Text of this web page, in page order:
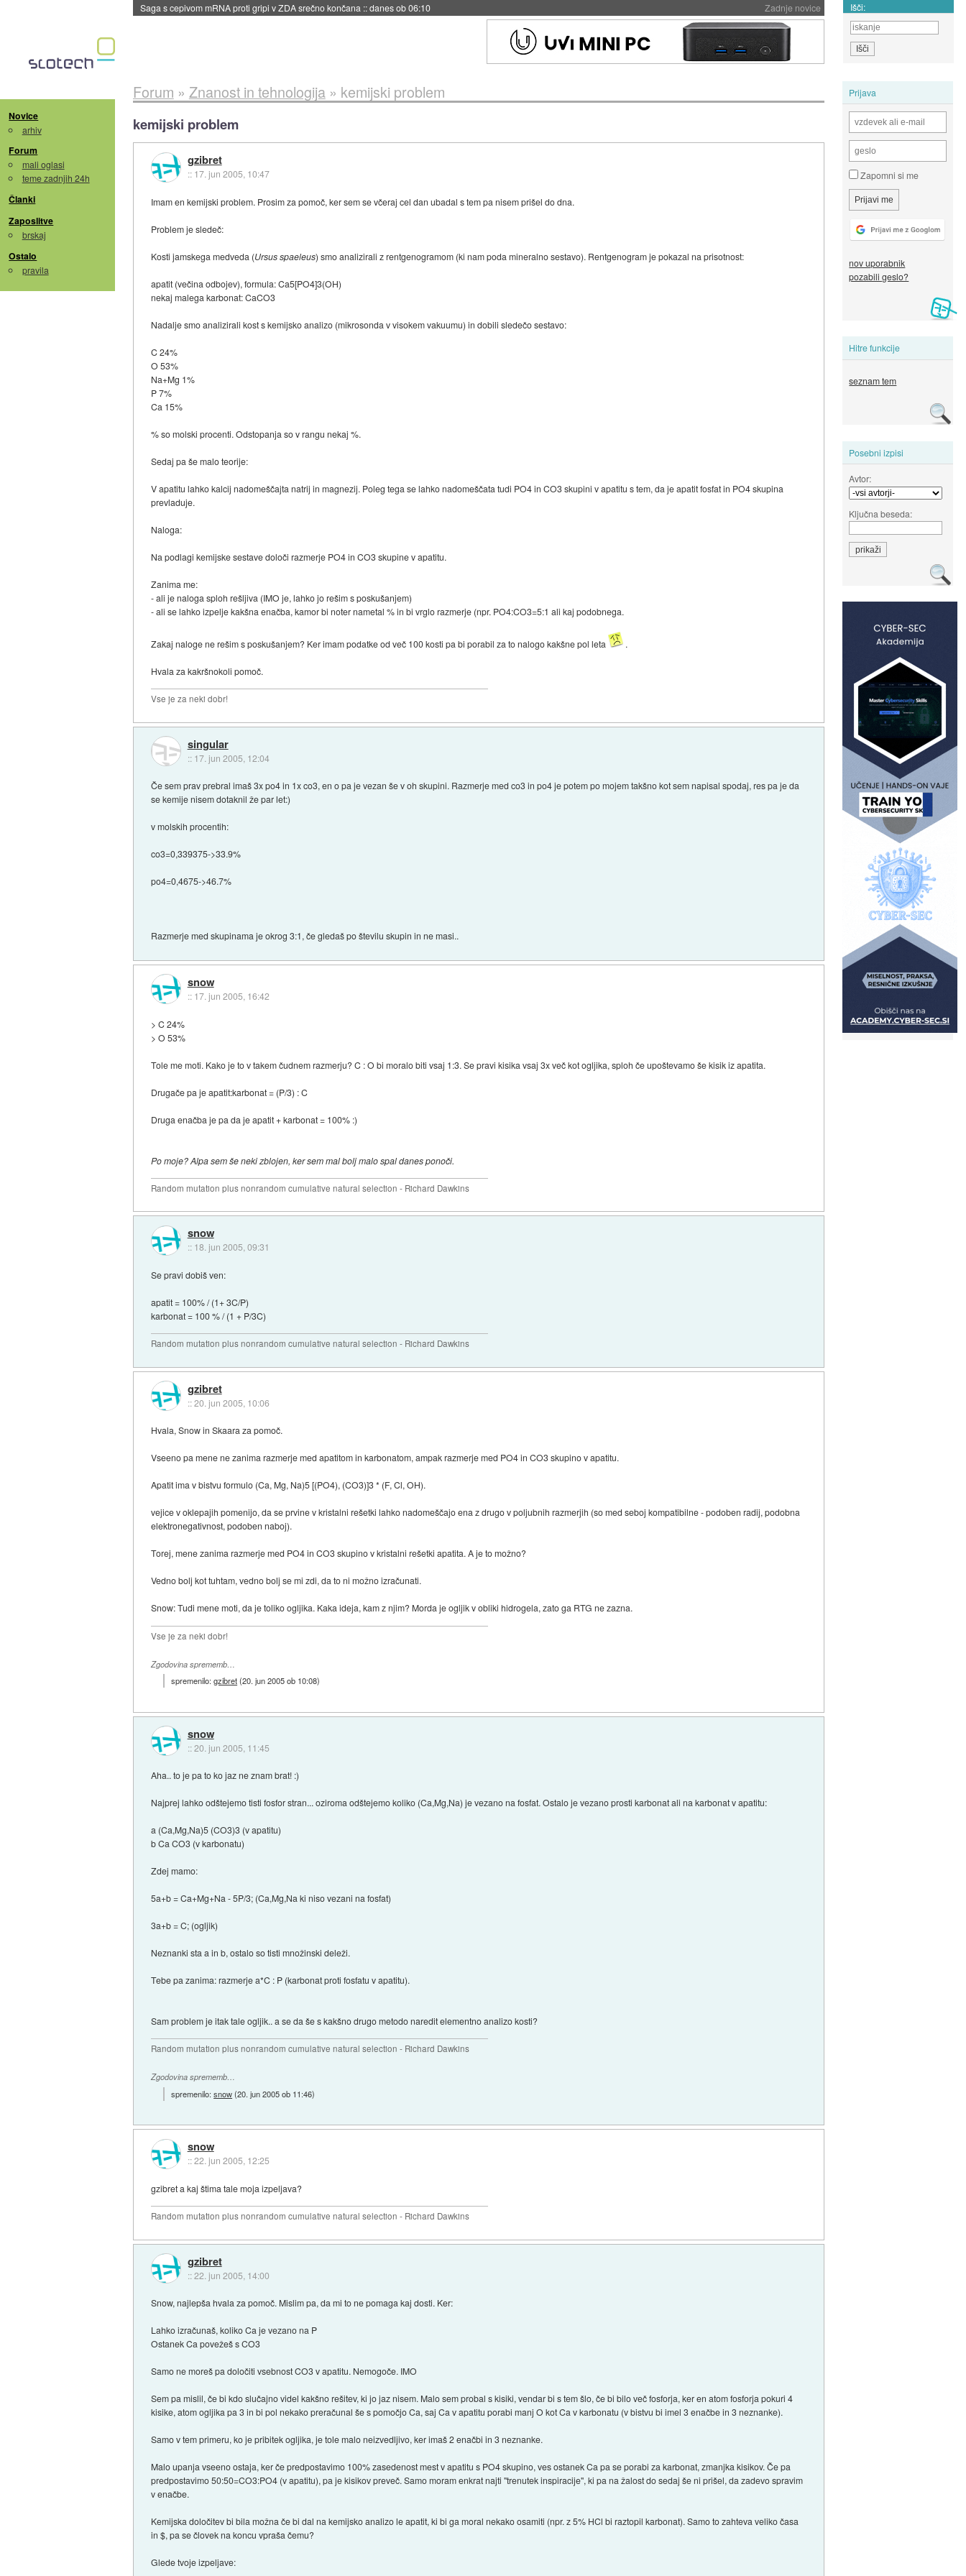
Zadnje novice
BMW v vozilih začel predvajati reklame::danes ob 06:09 Išči:
Novice
arhiv
Forum
mali oglasi
teme zadnjih 24h
Članki
Zaposlitve
brskaj
Ostalo
pravila
Prijava
Zapomni si me
nov uporabnik
pozabili geslo?
Hitre funkcije
seznam tem
Posebni izpisi
Avtor:
Ključna beseda:
Forum » Znanost in tehnologija» kemijski problem
kemijski problem
gzibret
:: 17. jun 2005, 10:47
Imam en kemijski problem. Prosim za pomoč, ker sem se včeraj cel dan ubadal s tem pa nisem prišel do dna.
Problem je sledeč:
Kosti jamskega medveda (Ursus spaeleus) smo analizirali z rentgenogramom (ki nam poda mineralno sestavo). Rentgenogram je pokazal na prisotnost:
apatit (večina odbojev), formula: Ca5[PO4]3(OH)
nekaj malega karbonat: CaCO3
Nadalje smo analizirali kost s kemijsko analizo (mikrosonda v visokem vakuumu) in dobili sledečo sestavo:
C 24%
O 53%
Na+Mg 1%
P 7%
Ca 15%
% so molski procenti. Odstopanja so v rangu nekaj %.
Sedaj pa še malo teorije:
V apatitu lahko kalcij nadomeščajta natrij in magnezij. Poleg tega se lahko nadomeščata tudi PO4 in CO3 skupini v apatitu s tem, da je apatit fosfat in PO4 skupina
prevladuje.
Naloga:
Na podlagi kemijske sestave določi razmerje PO4 in CO3 skupine v apatitu.
Zanima me:
- ali je naloga sploh rešljiva (IMO je, lahko jo rešim s poskušanjem)
- ali se lahko izpelje kakšna enačba, kamor bi noter nametal % in bi vrglo razmerje (npr. PO4:CO3=5:1 ali kaj podobnega.
Zakaj naloge ne rešim s poskušanjem? Ker imam podatke od več 100 kosti pa bi porabil za to nalogo kakšne pol leta .
Hvala za kakršnokoli pomoč.
Vse je za neki dobr!
singular
:: 17. jun 2005, 12:04
Če sem prav prebral imaš 3x po4 in 1x co3, en o pa je vezan še v oh skupini. Razmerje med co3 in po4 je potem po mojem takšno kot sem napisal spodaj, res pa je da
se kemije nisem dotaknil že par let:)
v molskih procentih:
co3=0,339375->33.9%
po4=0,4675->46.7%
Razmerje med skupinama je okrog 3:1, če gledaš po številu skupin in ne masi..
snow
:: 17. jun 2005, 16:42
> C 24%
> O 53%
Tole me moti. Kako je to v takem čudnem razmerju? C : O bi moralo biti vsaj 1:3. Se pravi kisika vsaj 3x več kot ogljika, sploh če upoštevamo še kisik iz apatita.
Drugače pa je apatit:karbonat = (P/3) : C
Druga enačba je pa da je apatit + karbonat = 100% :)
Po moje? Alpa sem še neki zblojen, ker sem mal bolj malo spal danes ponoči.
Random mutation plus nonrandom cumulative natural selection - Richard Dawkins
snow
:: 18. jun 2005, 09:31
Se pravi dobiš ven:
apatit = 100% / (1+ 3C/P)
karbonat = 100 % / (1 + P/3C)
Random mutation plus nonrandom cumulative natural selection - Richard Dawkins
gzibret
::20. jun 2005, 10:06
Hvala, Snow in Skaara za pomoč.
Vseeno pa mene ne zanima razmerje med apatitom in karbonatom, ampak razmerje med PO4 in CO3 skupino v apatitu.
Apatit ima v bistvu formulo (Ca, Mg, Na)5 [(PO4), (CO3)]3 * (F, Cl, OH).
vejice v oklepajih pomenijo, da se prvine v kristalni rešetki lahko nadomeščajo ena z drugo v poljubnih razmerjih (so med seboj kompatibilne - podoben radij, podobna
elektronegativnost, podoben naboj).
Torej, mene zanima razmerje med PO4 in CO3 skupino v kristalni rešetki apatita. A je to možno?
Vedno bolj kot tuhtam, vedno bolj se mi zdi, da to ni možno izračunati.
Snow: Tudi mene moti, da je toliko ogljika. Kaka ideja, kam z njim? Morda je ogljik v obliki hidrogela, zato ga RTG ne zazna.
Vse je za neki dobr!
Zgodovina sprememb…
spremenilo:gzibret(20. jun 2005 ob 10:08)
snow
::20. jun 2005, 11:45
Aha.. to je pa to ko jaz ne znam brat! :)
Najprej lahko odštejemo tisti fosfor stran... oziroma odštejemo koliko (Ca,Mg,Na) je vezano na fosfat. Ostalo je vezano prosti karbonat ali na karbonat v apatitu:
a (Ca,Mg,Na)5 (CO3)3 (v apatitu)
b Ca CO3 (v karbonatu)
Zdej mamo:
5a+b = Ca+Mg+Na - 5P/3; (Ca,Mg,Na ki niso vezani na fosfat)
3a+b = C; (ogljik)
Neznanki sta a in b, ostalo so tisti množinski deleži.
Tebe pa zanima: razmerje a*C : P (karbonat proti fosfatu v apatitu).
Sam problem je itak tale ogljik.. a se da še s kakšno drugo metodo naredit elementno analizo kosti?
Random mutation plus nonrandom cumulative natural selection - Richard Dawkins
Zgodovina sprememb…
spremenilo:snow(20. jun 2005 ob 11:46)
snow
::22. jun 2005, 12:25
gzibret a kaj štima tale moja izpeljava?
Random mutation plus nonrandom cumulative natural selection - Richard Dawkins
gzibret
::22. jun 2005, 14:00
Snow, najlepša hvala za pomoč. Mislim pa, da mi to ne pomaga kaj dosti. Ker:
Lahko izračunaš, koliko Ca je vezano na P
Ostanek Ca povežeš s CO3
Samo ne moreš pa določiti vsebnost CO3 v apatitu. Nemogoče. IMO
Sem pa mislil, če bi kdo slučajno videl kakšno rešitev, ki jo jaz nisem. Malo sem probal s kisiki, vendar bi s tem šlo, če bi bilo več fosforja, ker en atom fosforja pokuri 4
kisike, atom ogljika pa 3 in bi pol nekako preračunal še s pomočjo Ca, saj Ca v apatitu porabi manj O kot Ca v karbonatu (v bistvu bi imel 3 enačbe in 3 neznanke).
Samo v tem primeru, ko je pribitek ogljika, je tole malo neizvedljivo, ker imaš 2 enačbi in 3 neznanke.
Malo upanja vseeno ostaja, ker če predpostavimo 100% zasedenost mest v apatitu s PO4 skupino, ves ostanek Ca pa se porabi za karbonat, zmanjka kisikov. Če pa
predpostavimo 50:50=CO3:PO4 (v apatitu), pa je kisikov preveč. Samo moram enkrat najti "trenutek inspiracije", ki pa na žalost do sedaj še ni prišel, da zadevo spravim
v enačbe.
Kemijska določitev bi bila možna če bi dal na kemijsko analizo le apatit, ki bi ga moral nekako osamiti (npr. z 5% HCl bi raztopil karbonat). Samo to zahteva veliko časa
in $, pa se človek na koncu vpraša čemu?
Glede tvoje izpeljave: